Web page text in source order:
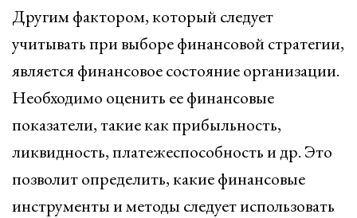
Другим фактором, который следует
учитывать при выборе финансовой стратегии,
является финансовое состояние организации.
Необходимо оценить ее финансовые
показатели, такие как прибыльность,
ликвидность, платежеспособность и др. Это
позволит определить, какие финансовые
инструменты и методы следует использовать